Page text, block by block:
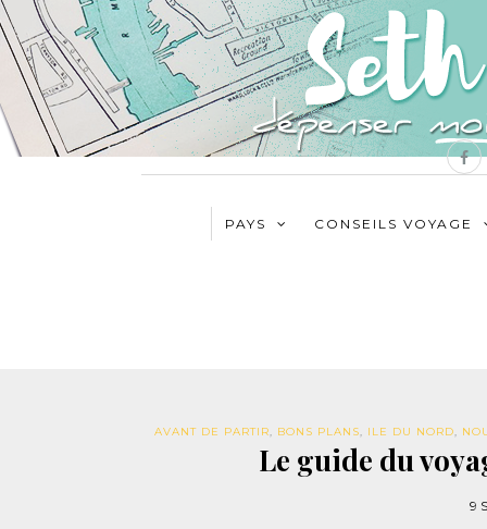
PAYS CONSEILS VOYAGE
AVANT DE PARTIR, BONS PLANS, ILE DU NORD,
Le guide du
9